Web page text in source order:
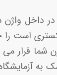
واژن
است
شما قرار
به